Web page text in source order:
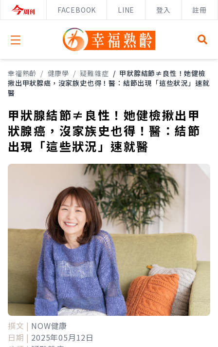
FACEBOOK LINE 登入 註冊
Open menu
幸福熟齡 / 健康學 / 疑難雜症 / 甲狀腺結節≠良性！她健檢
揪出甲狀腺癌，沒家族史也得！醫：結節出現「這些狀況」速就
醫
甲狀腺結節≠良性！她健檢揪出甲
狀腺癌，沒家族史也得！醫：結節
出現「這些狀況」速就醫
撰文 | NOW健康
日期 | 2025年05月12日